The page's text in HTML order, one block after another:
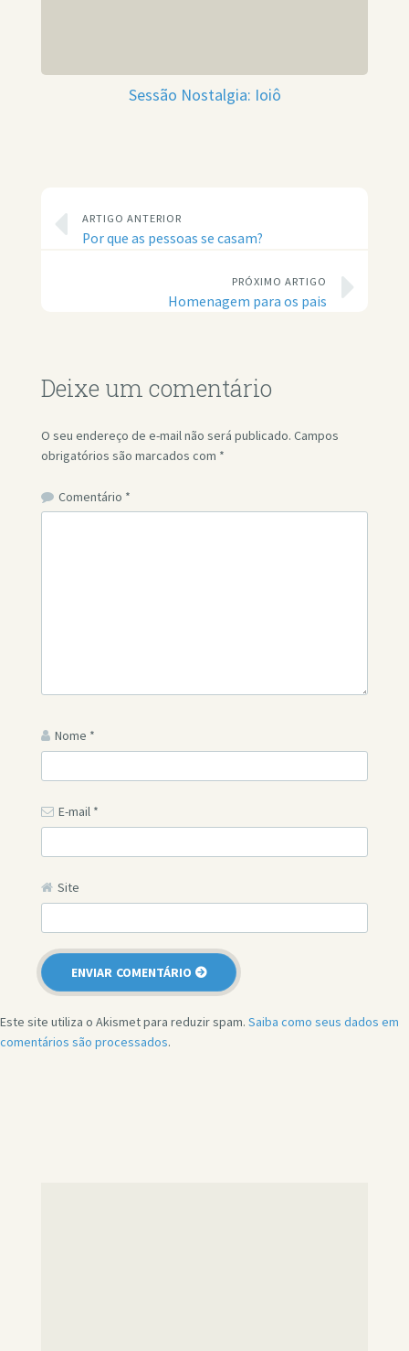
Sessão Nostalgia: Ioiô
ARTIGO ANTERIOR
Por que as pessoas se casam?
PRÓXIMO ARTIGO
Homenagem para os pais
Deixe um comentário
O seu endereço de e-mail não será publicado. Campos
obrigatórios são marcados com *
Comentário *
Nome *
E-mail *
Site
Este site utiliza o Akismet para reduzir spam. Saiba como seus dados em
comentários são processados.